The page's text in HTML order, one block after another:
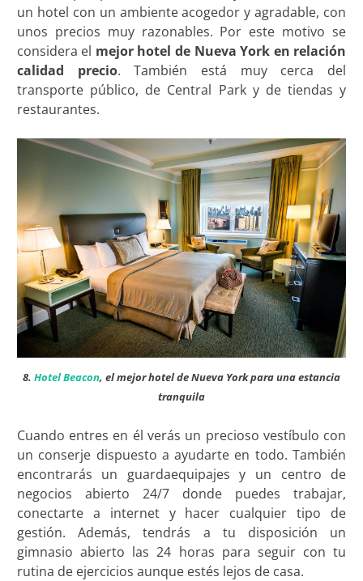
un hotel con un ambiente acogedor y agradable, con
unos precios muy razonables. Por este motivo se
considera el mejor hotel de Nueva York en relación
calidad precio. También está muy cerca del
transporte público, de Central Park y de tiendas y
restaurantes.
8. Hotel Beacon, el mejor hotel de Nueva York para una estancia
tranquila
Cuando entres en él verás un precioso vestíbulo con
un conserje dispuesto a ayudarte en todo. También
encontrarás un guardaequipajes y un centro de
negocios abierto 24/7 donde puedes trabajar,
conectarte a internet y hacer cualquier tipo de
gestión. Además, tendrás a tu disposición un
gimnasio abierto las 24 horas para seguir con tu
rutina de ejercicios aunque estés lejos de casa.